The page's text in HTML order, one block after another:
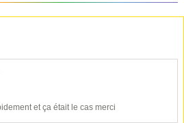
et ça était le cas merci